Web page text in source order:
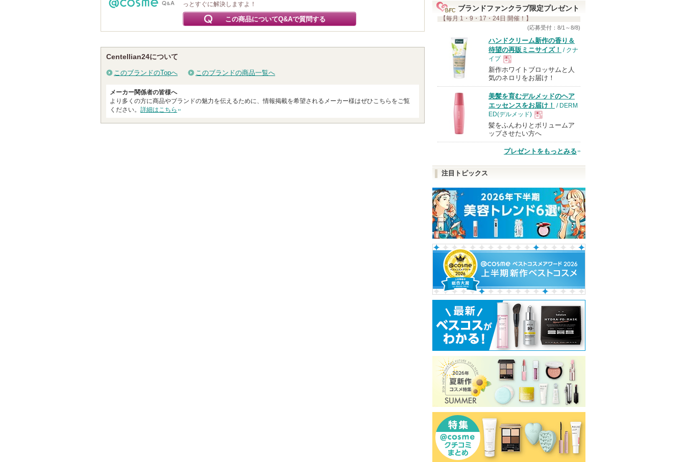
っとすぐに解決しますよ！
この商品についてQ&Aで質問する
Centellian24について
このブランドのTopへ このブランドの商品一覧へ
メーカー関係者の皆様へ
より多くの方に商品やブランドの魅力を伝えるために、情報掲載を希望されるメーカー様はぜひこちらをご覧
ください。 詳細はこちら
い
ま
ブランドファンクラブ限定プレゼント
【毎月 1・9・17・24日 開催！】
(応募受付：8/1～8/8)
ハンドクリーム新作の香り＆
待望の再販ミニサイズ！ / クナ
イプ
現
品
新作ホワイトブロッサムと人
気のネロリをお届け！
美髪を育むデルメッドのヘア
エッセンスをお届け！ / DERM
ED(デルメッド)
現
品
髪をふんわりとボリュームア
ップさせたい方へ
プレゼントをもっとみる
注目トピックス